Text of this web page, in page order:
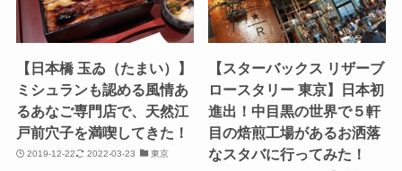
【日本橋 玉ゐ（たまい）】
ミシュランも認める風情あ
るあなご専門店で、天然江
戸前穴子を満喫してきた！
2019-12-22 2022-03-23 東京
【スターバックス リザーブ
ロースタリー 東京】日本初
進出！中目黒の世界で５軒
目の焙煎工場があるお洒落
なスタバに行ってみた！